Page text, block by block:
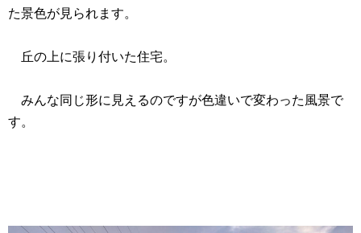
た景色が見られます。
丘の上に張り付いた住宅。
みんな同じ形に見えるのですが色違いで変わった風景で
す。